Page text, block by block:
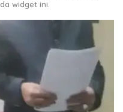
widget ini.